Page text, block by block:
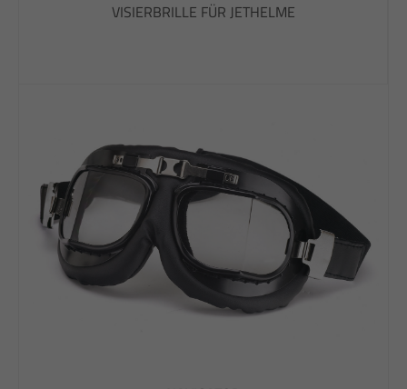
VISIERBRILLE FÜR JETHELME